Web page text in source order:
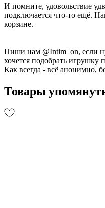
И помните, удовольствие
подключается что-то ещё.
корзине.
Пиши нам @Intim_on, если
хочется подобрать игрушку
Как всегда - всё анонимно,
Товары